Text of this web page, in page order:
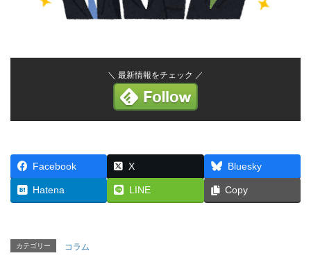
＼ 最新情報をチェック ／
Facebook X Bluesky
Hatena LINE Copy
カテゴリー コラム